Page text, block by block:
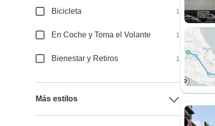
Bicicleta 1
En Coche y Toma el Volante 1
Bienestar y Retiros 1
Más estilos